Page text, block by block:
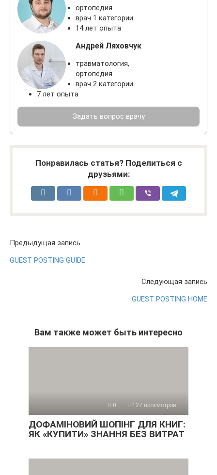
ортопедия
врач 1 категории
14 лет опыта
Андрей Ляховчук
травматология,
ортопедия
врач 2 категории
7 лет опыта
Задать вопрос врачу
Понравилась статья? Поделиться с
друзьями:
Предыдущая запись
GUEST POSTING GUIDE
Следующая запись
GUEST POSTING HOME
Вам также может быть интересно
0 127 просмотров
ДОФАМІНОВИЙ ШОПІНГ ДЛЯ КНИГ:
ЯК «КУПИТИ» ЗНАННЯ БЕЗ ВИТРАТ